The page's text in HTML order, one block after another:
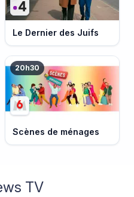
Le Dernier des Juifs
20h30
Scènes de ménages
TV